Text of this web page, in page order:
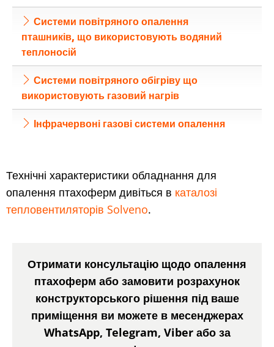
Системи повітряного опалення
пташників, що використовують водяний
теплоносій
Системи повітряного обігріву що
використовують газовий нагрів
Інфрачервоні газові системи опалення
Технічні характеристики обладнання для
опалення птахоферм дивіться в каталозі
тепловентиляторів Solveno.
Отримати консультацію щодо опалення
птахоферм або замовити розрахунок
конструкторського рішення під ваше
приміщення ви можете в месенджерах
WhatsApp, Telegram, Viber або за